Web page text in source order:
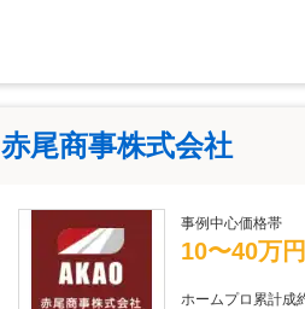
赤尾商事株式会社
事例中心価格帯
10〜40万円
ホームプロ累計成